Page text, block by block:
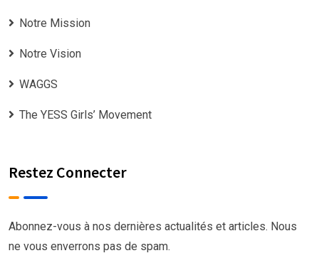
Notre Mission
Notre Vision
WAGGS
The YESS Girls’ Movement
Restez Connecter
Abonnez-vous à nos dernières actualités et articles. Nous
ne vous enverrons pas de spam.